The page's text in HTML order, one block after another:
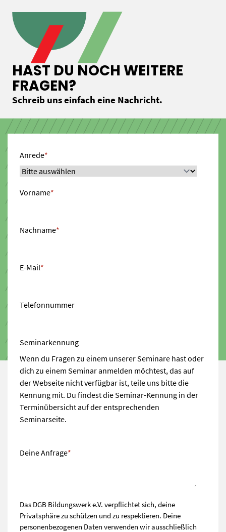
HAST DU NOCH WEITERE
FRAGEN?
Schreib uns einfach eine Nachricht.
Anrede*
Vorname*
Nachname*
E-Mail*
Telefonnummer
Seminarkennung
Wenn du Fragen zu einem unserer Seminare hast oder
dich zu einem Seminar anmelden möchtest, das auf
der Webseite nicht verfügbar ist, teile uns bitte die
Kennung mit. Du findest die Seminar-Kennung in der
Terminübersicht auf der entsprechenden
Seminarseite.
Deine Anfrage*
Das DGB Bildungswerk e.V. verpflichtet sich, deine
Privatsphäre zu schützen und zu respektieren. Deine
personenbezogenen Daten verwenden wir ausschließlich